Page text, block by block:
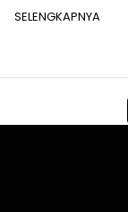
SELENGKAPNYA